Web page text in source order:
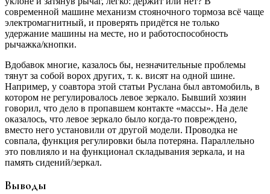
современной машине механизм стояночного тормоза всё чаще
электромагнитный, и проверять придётся не только
удержание машины на месте, но и работоспособность
рычажка/кнопки.
Вдобавок многие, казалось бы, незначительные проблемы
тянут за собой ворох других, т. к. висят на одной шине.
Например, у соавтора этой статьи Руслана был автомобиль, в
котором не регулировалось левое зеркало. Бывший хозяин
говорил, что дело в пропавшем контакте «массы». На деле
оказалось, что левое зеркало было когда-то повреждено,
вместо него установили от другой модели. Проводка не
совпала, функция регулировки была потеряна. Параллельно
это повлияло и на функционал складывания зеркала, и на
память сидений/зеркал.
Выводы